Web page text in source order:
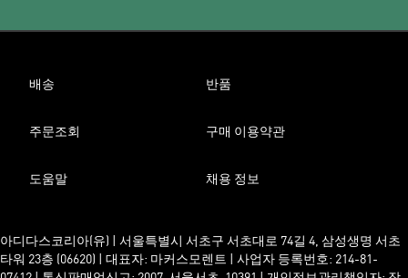
배송 반품
주문조회 구매 이용약관
도움말 채용 정보
아디다스코리아(유) | 서울특별시 서초구 서초대로 74길 4, 삼성생명 서초
타워 23층 (06620) | 대표자: 마커스모렌트 | 사업자 등록번호: 214-81-